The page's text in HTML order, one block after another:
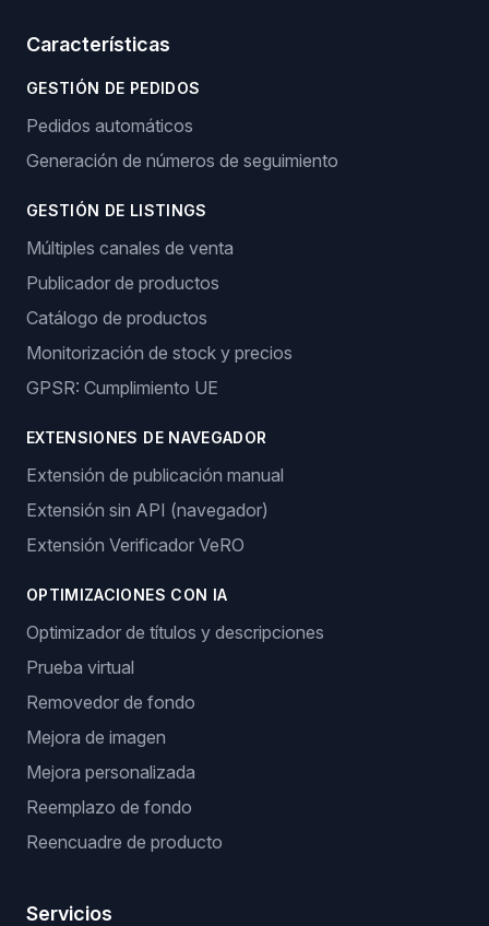
Características
GESTIÓN DE PEDIDOS
Pedidos automáticos
Generación de números de seguimiento
GESTIÓN DE LISTINGS
Múltiples canales de venta
Publicador de productos
Catálogo de productos
Monitorización de stock y precios
GPSR: Cumplimiento UE
EXTENSIONES DE NAVEGADOR
Extensión de publicación manual
Extensión sin API (navegador)
Extensión Verificador VeRO
OPTIMIZACIONES CON IA
Optimizador de títulos y descripciones
Prueba virtual
Removedor de fondo
Mejora de imagen
Mejora personalizada
Reemplazo de fondo
Reencuadre de producto
Servicios